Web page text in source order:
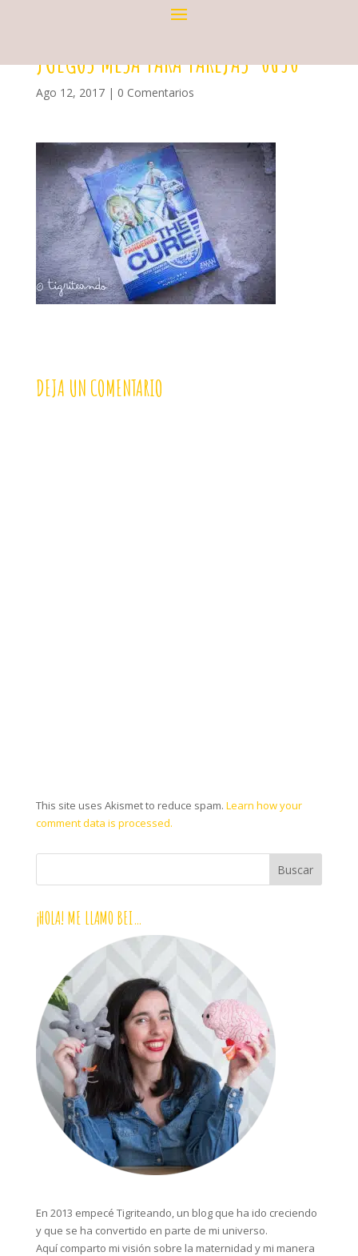
JUEGOS MESA PARA PAREJAS-0630
Ago 12, 2017| 0 Comentarios
DEJA UN COMENTARIO
This site uses Akismet to reduce spam. Learn how your
comment data is processed.
¡HOLA! ME LLAMO BEI…
En 2013 empecé Tigriteando, un blog que ha ido creciendo
y que se ha convertido en parte de mi universo.
Aquí comparto mi visión sobre la maternidad y mi manera